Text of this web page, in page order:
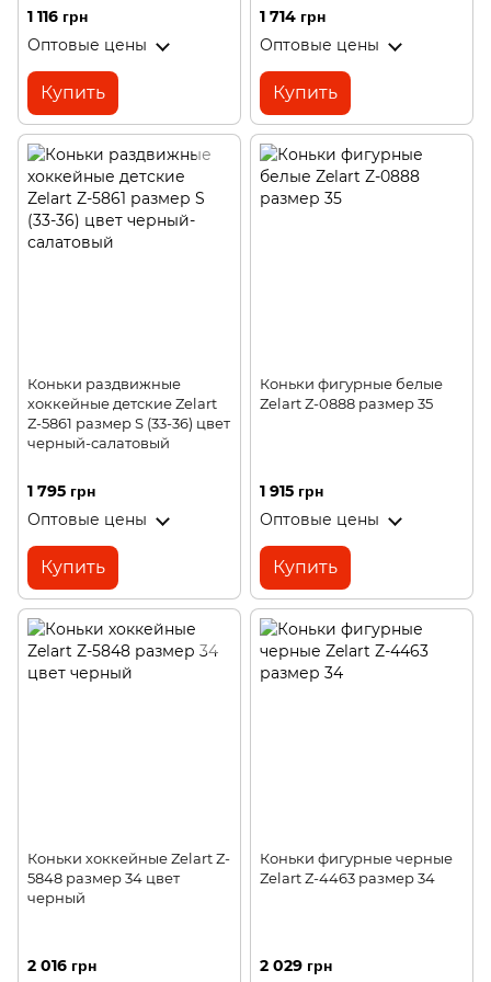
1 116 грн
Оптовые цены
Купить
1 714 грн
Оптовые цены
Купить
Коньки раздвижные
хоккейные детские Zelart
Z-5861 размер S (33-36) цвет
черный-салатовый
1 795 грн
Оптовые цены
Купить
Коньки фигурные белые
Zelart Z-0888 размер 35
1 915 грн
Оптовые цены
Купить
Коньки хоккейные Zelart Z-
5848 размер 34 цвет
черный
2 016 грн
Коньки фигурные черные
Zelart Z-4463 размер 34
2 029 грн